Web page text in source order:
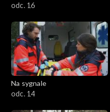
odc. 16
Na sygnale
odc. 14